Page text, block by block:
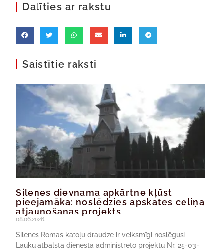
Dalīties ar rakstu
Saistītie raksti
Silenes dievnama apkārtne kļūst
pieejamāka: noslēdzies apskates celiņa
atjaunošanas projekts
08.06.2026.
Silenes Romas katoļu draudze ir veiksmīgi noslēgusi
Lauku atbalsta dienesta administrēto projektu Nr. 25-03-